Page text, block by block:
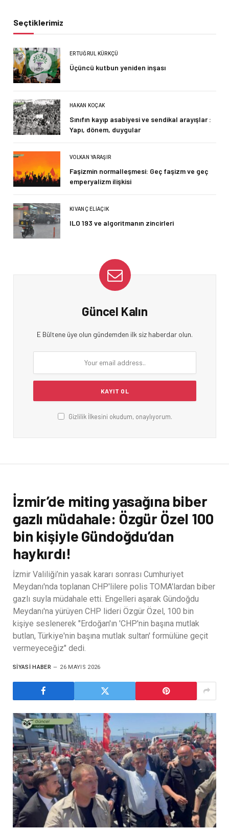
Seçtiklerimiz
ERTUĞRUL KÜRKÇÜ
Üçüncü kutbun yeniden inşası
HAKAN KOÇAK
Sınıfın kayıp asabiyesi ve sendikal arayışlar :
Yapı, dönem, duygular
VOLKAN YARAŞIR
Faşizmin normalleşmesi: Geç faşizm ve geç
emperyalizm ilişkisi
KIVANÇ ELIAÇIK
ILO 193 ve algoritmanın zincirleri
Güncel Kalın
E Bültene üye olun gündemden ilk siz haberdar olun.
Gizlilik İlkesini okudum, onaylıyorum.
İzmir’de miting yasağına biber
gazlı müdahale: Özgür Özel 100
bin kişiyle Gündoğdu’dan
haykırdı!
İzmir Valiliği’nin yasak kararı sonrası Cumhuriyet
Meydanı'nda toplanan CHP'lilere polis TOMA'lardan biber
gazlı suyla müdahale etti. Engelleri aşarak Gündoğdu
Meydanı'na yürüyen CHP lideri Özgür Özel, 100 bin
kişiye seslenerek "Erdoğan'ın 'CHP'nin başına mutlak
butlan, Türkiye'nin başına mutlak sultan' formülüne geçit
vermeyeceğiz" dedi.
SIYASI HABER 26 MAYIS 2026